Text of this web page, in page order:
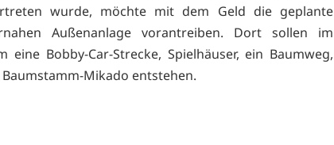
wurde, möchte mit dem Geld die geplante
Außenanlage vorantreiben. Dort sollen im
eine Bobby-Car-Strecke, Spielhäuser, ein Baumweg,
Mikado entstehen.